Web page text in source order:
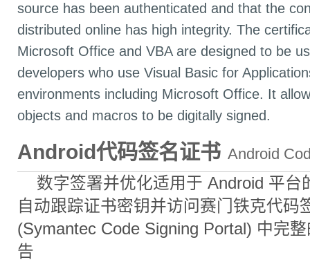
source has been authenticated and that the
distributed online has high integrity. The
Microsoft Office and VBA are designed to be
developers who use Visual Basic for
environments including Microsoft Office. It
objects and macros to be digitally signed.
Android代码签名证书 Android
数字签署并优化适用于 Android 平台
自动跟踪证书密钥并访问赛门铁克代码
(Symantec Code Signing Portal) 中完
告